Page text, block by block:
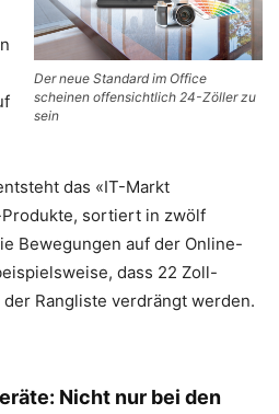
Der neue Standard im Office
scheinen offensichtlich 24-Zöller zu
sein
das «IT-Markt
sortiert in zwölf
Bewegungen auf der Online-
dass 22 Zoll-
Rangliste verdrängt werden.
Nicht nur bei den